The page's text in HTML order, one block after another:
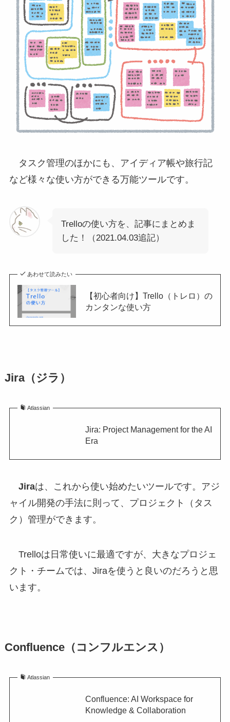
タスク管理のほかにも、アイディア帳や旅行記
など様々な使い方ができる万能ツールです。
Trelloの使い方を、記事にまとめま
した！（2021.04.03追記）
あわせて読みたい
【初心者向け】Trello（トレロ）の
カンタンな使い方
Jira（ジラ）
Atlassian
Jira: Project Management for the AI
Era
Jiraは、これから使い始めたいツールです。アジ
ャイル開発の手法に則って、プロジェクト（タス
ク）管理ができます。
Trelloは日常使いに最適ですが、大きなプロジェ
クト・チームでは、Jiraを使うと良いのだろうと思
います。
Confluence（コンフルエンス）
Atlassian
Confluence: AI Workspace for
Knowledge & Collaboration